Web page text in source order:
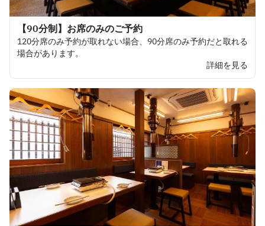
【90分制】お席のみのご予約
120分席のみ予約が取れない場合、 90分席のみ予約だと取れる
場合があります。
詳細を見る